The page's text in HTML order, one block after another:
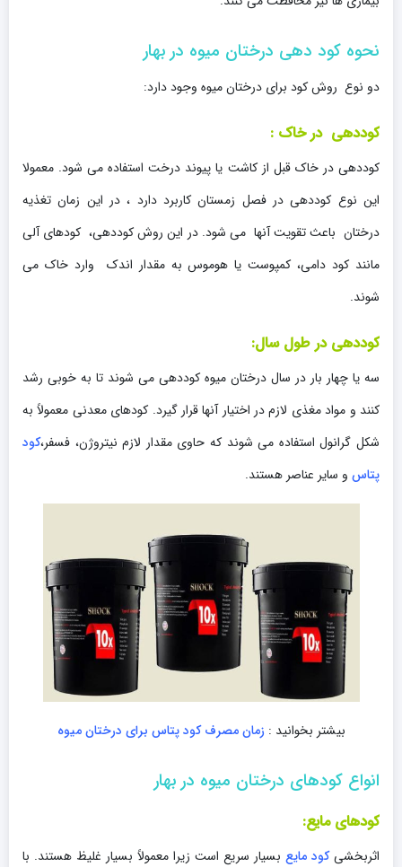
نحوه کود دهی درختان میوه در بهار
دو نوع روش کود برای درختان میوه وجود دارد:
کوددهی در خاک :
کوددهی در خاک قبل از کاشت یا پیوند درخت استفاده می شود. معمولا
این نوع کوددهی در فصل زمستان کاربرد دارد ، در این زمان تغذیه
درختان باعث تقویت آنها می شود. در این روش کوددهی، کودهای آلی
مانند کود دامی، کمپوست یا هوموس به مقدار اندک وارد خاک می
شوند.
کوددهی در طول سال:
سه یا چهار بار در سال درختان میوه کوددهی می شوند تا به خوبی رشد
کنند و مواد مغذی لازم در اختیار آنها قرار گیرد. کودهای معدنی معمولاً به
شکل گرانول استفاده می شوند که حاوی مقدار لازم نیتروژن، فسفر،کود
پتاس و سایر عناصر هستند.
بیشتر بخوانید : زمان مصرف کود پتاس برای درختان میوه
انواع کودهای درختان میوه در بهار
کودهای مایع:
اثربخشیکود مایع بسیار سریع است زیرا معمولاً بسیار غلیظ هستند. با